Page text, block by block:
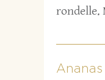
rondelle.
Ananas